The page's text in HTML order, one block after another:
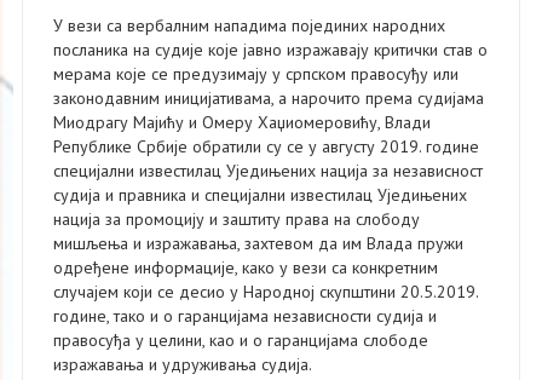
У вези са вербалним нападима појединих народних
посланика на судије које јавно изражавају критички став о
мерама које се предузимају у српском правосуђу или
законодавним иницијативама, а нарочито према судијама
Миодрагу Мајићу и Омеру Хаџиомеровићу, Влади
Републике Србије обратили су се у августу 2019. године
специјални известилац Уједињених нација за независност
судија и правника и специјални известилац Уједињених
нација за промоцију и заштиту права на слободу
мишљења и изражавања, захтевом да им Влада пружи
одређене информације, како у вези са конкретним
случајем који се десио у Народној скупштини 20.5.2019.
године, тако и о гаранцијама независности судија и
правосуђа у целини, као и о гаранцијама слободе
изражавања и удруживања судија.